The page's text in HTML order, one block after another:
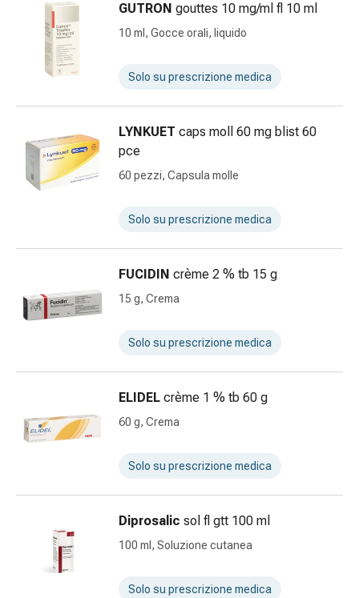
medicazione
scottature
Set
ricambio
Medicazioni
Unguenti
disinfezione
Medicazioni
spray
Suture
cutanee
e
colla
tissutale
Unguento
Tamponi
e
orecchie
dell'orecchio
GUTRON gouttes 10 mg/ml fl 10 ml
10 ml, Gocce orali, liquido
Solo su prescrizione medica
LYNKUET caps moll 60 mg blist 60
pce
60 pezzi, Capsula molle
Solo su prescrizione medica
FUCIDIN crème 2 % tb 15 g
15 g, Crema
Solo su prescrizione medica
ELIDEL crème 1 % tb 60 g
60 g, Crema
Solo su prescrizione medica
Diprosalic sol fl gtt 100 ml
100 ml, Soluzione cutanea
Solo su prescrizione medica